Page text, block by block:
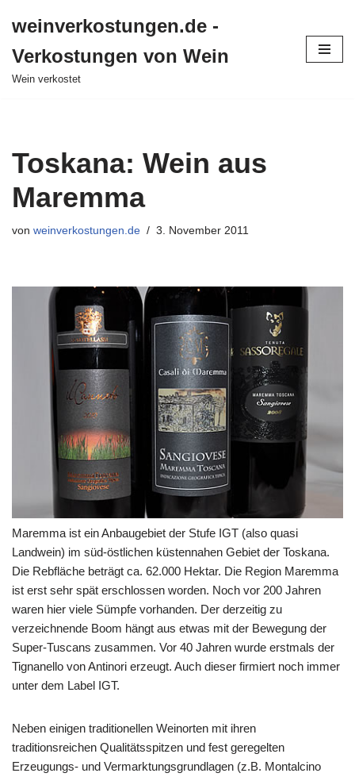
Inhalt
springen
weinverkostungen.de -
Verkostungen von Wein
Wein verkostet
Toskana: Wein aus
Maremma
von weinverkostungen.de 3. November 2011
Maremma ist ein Anbaugebiet der Stufe IGT (also quasi
Landwein) im süd-östlichen küstennahen Gebiet der Toskana.
Die Rebfläche beträgt ca. 62.000 Hektar. Die Region Maremma
ist erst sehr spät erschlossen worden. Noch vor 200 Jahren
waren hier viele Sümpfe vorhanden. Der derzeitig zu
verzeichnende Boom hängt aus etwas mit der Bewegung der
Super-Tuscans zusammen. Vor 40 Jahren wurde erstmals der
Tignanello von Antinori erzeugt. Auch dieser firmiert noch immer
unter dem Label IGT.
Neben einigen traditionellen Weinorten mit ihren
traditionsreichen Qualitätsspitzen und fest geregelten
Erzeugungs- und Vermarktungsgrundlagen (z.B. Montalcino